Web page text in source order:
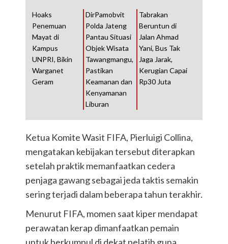
Hoaks
Penemuan
Mayat di
Kampus
UNPRI, Bikin
Warganet
Geram
DirPamobvit
Polda Jateng
Pantau Situasi
Objek Wisata
Tawangmangu,
Pastikan
Keamanan dan
Kenyamanan
Liburan
Tabrakan
Beruntun di
Jalan Ahmad
Yani, Bus Tak
Jaga Jarak,
Kerugian Capai
Rp30 Juta
Ketua Komite Wasit FIFA, Pierluigi Collina,
mengatakan kebijakan tersebut diterapkan
setelah praktik memanfaatkan cedera
penjaga gawang sebagai jeda taktis semakin
sering terjadi dalam beberapa tahun terakhir.
Menurut FIFA, momen saat kiper mendapat
perawatan kerap dimanfaatkan pemain